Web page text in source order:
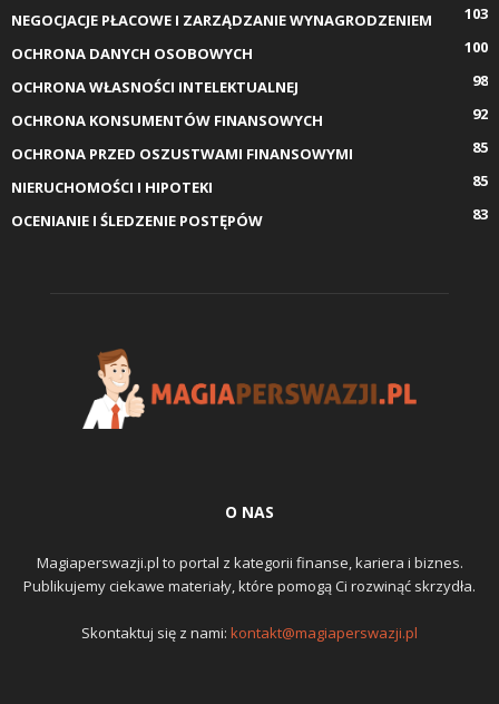
NEGOCJACJE PŁACOWE I ZARZĄDZANIE WYNAGRODZENIEM
103
OCHRONA DANYCH OSOBOWYCH
100
OCHRONA WŁASNOŚCI INTELEKTUALNEJ
98
OCHRONA KONSUMENTÓW FINANSOWYCH
92
OCHRONA PRZED OSZUSTWAMI FINANSOWYMI
85
NIERUCHOMOŚCI I HIPOTEKI
85
OCENIANIE I ŚLEDZENIE POSTĘPÓW
83
O NAS
Magiaperswazji.pl to portal z kategorii finanse, kariera i biznes.
Publikujemy ciekawe materiały, które pomogą Ci rozwinąć skrzydła.
Skontaktuj się z nami: kontakt@magiaperswazji.pl